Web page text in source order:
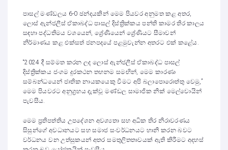
පාසල් මණ්ඩලය 6-0 ඡන්දයකින් මෙම පියවර අනුමත කළ අතර,
ලොස් ඇන්ජලීස් ඒකාබද්ධ පාසල් දිස්ත්‍රික්කය පන්ති කාමර තිර කාලය
සඳහා පද්ධතිමය වශයෙන්, ශ්‍රේණියෙන් ශ්‍රේණියට සීමාවන්
නිර්මාණය කළ එක්සත් ජනපදයේ පළමුවැන්න අතරට එක් කළේය.
“2024 දී සම්මත කරන ලද ලොස් ඇන්ජලීස් ඒකාබද්ධ පාසල්
දිස්ත්‍රික්කය ජංගම දුරකථන තහනම සමඟින්, මෙම කාරණා
සම්බන්ධයෙන් ජාතික නායකයෙකු වීමට අපි බලාපොරොත්තු වෙමු,”
මෙම පියවරට අනුග්‍රහය දැක්වූ මණ්ඩල සාමාජික නික් මෙල්වොයින්
පැවසීය.
මෙම ප්‍රතිපත්තිය උපදේශන අවශ්‍යතා සහ අධික තිර නිරාවරණය
සිසුන්ගේ අවධානයට සහ සමාජ සංවර්ධනයට හානි කරන බවට
වර්ධනය වන උත්සුකයන් අතර සමතුලිතතාවයක් ඇති කිරීමට අදහස්